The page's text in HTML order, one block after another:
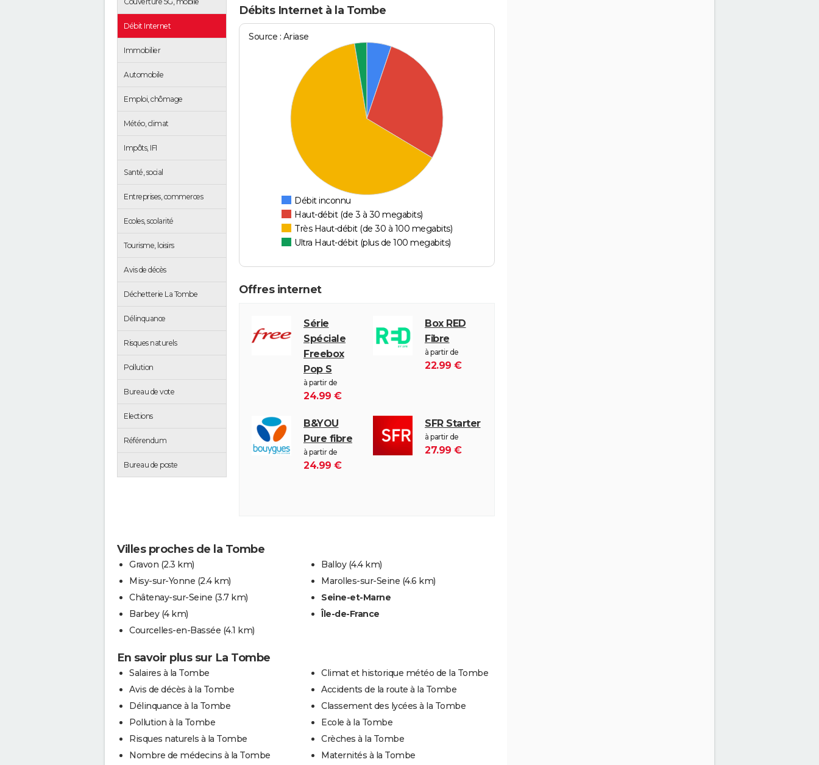
Débit Internet
Immobilier
Automobile
Emploi, chômage
Météo, climat
Impôts, IFI
Santé, social
Entreprises, commerces
Ecoles, scolarité
Tourisme, loisirs
Avis de décès
Déchetterie La Tombe
Délinquance
Risques naturels
Pollution
Bureau de vote
Elections
Référendum
Bureau de poste
Débits Internet à la Tombe
Source : Ariase
Débit inconnu
Haut-débit (de 3 à 30 megabits)
Très Haut-débit (de 30 à 100 megabits)
Ultra Haut-débit (plus de 100 megabits)
Offres internet
Série
Spéciale
Freebox
Pop S
à partir de
24.99 €
Box RED
Fibre
à partir de
22.99 €
B&YOU
Pure fibre
à partir de
24.99 €
SFR Starter
à partir de
27.99 €
Villes proches de la Tombe
Gravon (2.3 km)
Misy-sur-Yonne (2.4 km)
Châtenay-sur-Seine (3.7 km)
Barbey (4 km)
Courcelles-en-Bassée (4.1 km)
Balloy (4.4 km)
Marolles-sur-Seine (4.6 km)
Seine-et-Marne
Île-de-France
En savoir plus sur La Tombe
Salaires à la Tombe
Avis de décès à la Tombe
Délinquance à la Tombe
Pollution à la Tombe
Risques naturels à la Tombe
Nombre de médecins à la Tombe
Climat et historique météo de la Tombe
Accidents de la route à la Tombe
Classement des lycées à la Tombe
Ecole à la Tombe
Crèches à la Tombe
Maternités à la Tombe